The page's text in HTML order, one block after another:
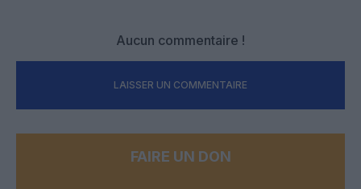
Aucun commentaire !
LAISSER UN COMMENTAIRE
FAIRE UN DON